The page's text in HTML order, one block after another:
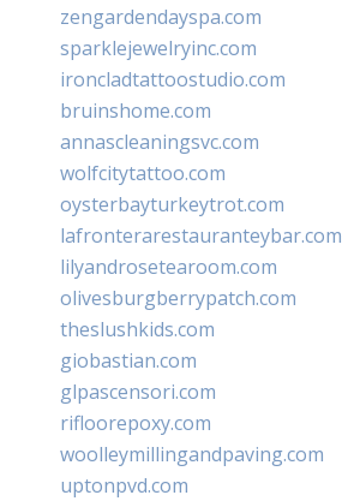
zengardendayspa.com
sparklejewelryinc.com
ironcladtattoostudio.com
bruinshome.com
annascleaningsvc.com
wolfcitytattoo.com
oysterbayturkeytrot.com
lafronterarestauranteybar.com
lilyandrosetearoom.com
olivesburgberrypatch.com
theslushkids.com
giobastian.com
glpascensori.com
rifloorepoxy.com
woolleymillingandpaving.com
uptonpvd.com